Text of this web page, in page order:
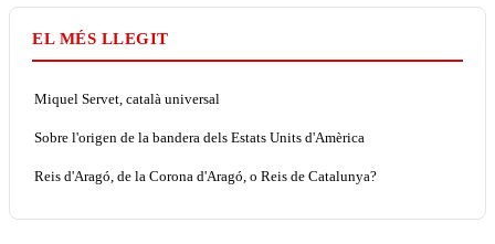
EL MÉS LLEGIT
Miquel Servet, català universal
Sobre l'origen de la bandera dels Estats Units d'Amèrica
Reis d'Aragó, de la Corona d'Aragó, o Reis de Catalunya?